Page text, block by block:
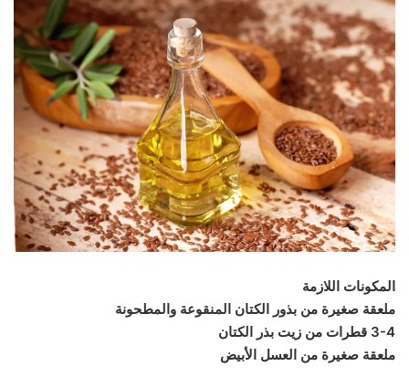
المكونات اللازمة
ملعقة صغيرة من بذور الكتان المنقوعة والمطحونة
3-4 قطرات من زيت بذر الكتان
ملعقة صغيرة من العسل الأبيض